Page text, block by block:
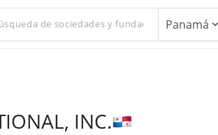
Panamá
INC.